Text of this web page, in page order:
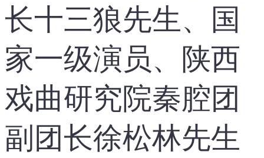
长十三狼先生、国
家一级演员、陕西
戏曲研究院秦腔团
副团长徐松林先生